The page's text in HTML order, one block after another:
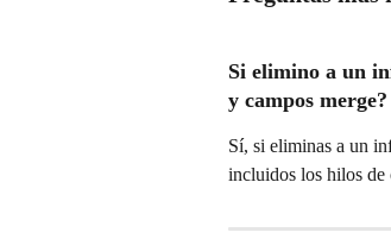
Si elimino a un
y campos merge?
Sí, si eliminas a un
incluidos los hilos de